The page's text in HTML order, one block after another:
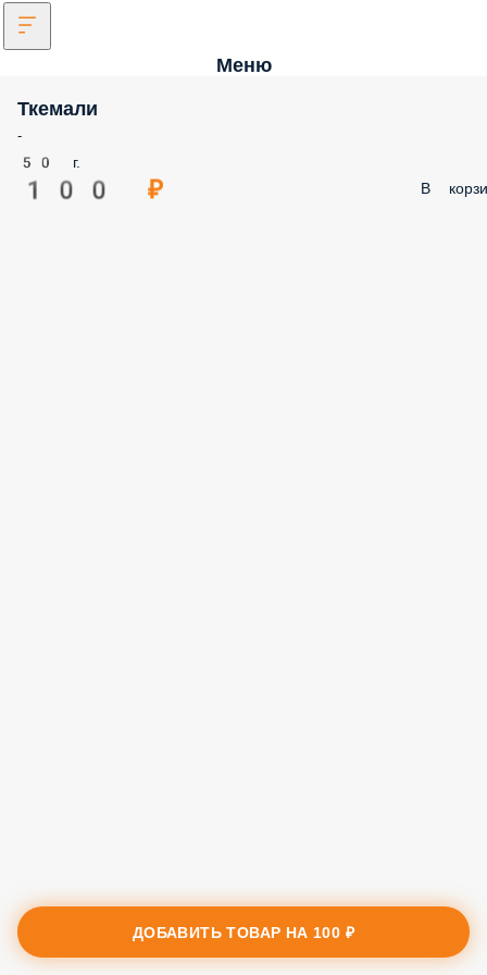
Меню
Ткемали
-
50 г.
100 ₽ В
ДОБАВИТЬ ТОВАР НА 100 ₽